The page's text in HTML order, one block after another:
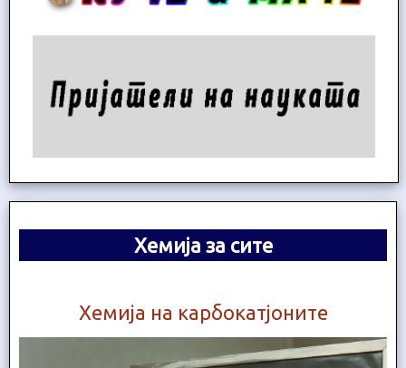
Хемија за сите
Хемија на карбокатјоните